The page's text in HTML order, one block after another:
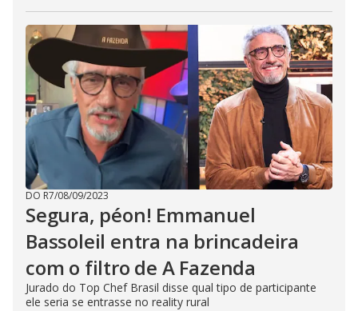
DO R7/08/09/2023
Segura, péon! Emmanuel
Bassoleil entra na brincadeira
com o filtro de A Fazenda
Jurado do Top Chef Brasil disse qual tipo de participante
ele seria se entrasse no reality rural